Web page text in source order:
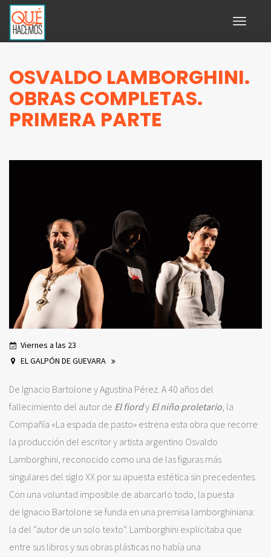
Toggle
OSVALDO LAMBORGHINI.
OBRAS COMPLETAS.
PRIMERA PARTE
Viernes a las 23
EL GALPÓN DE GUEVARA
De Ignacio Bartolone y Agustina Pérez. A 40 años del
fallecimiento del autor de El fiordy El niño proletario , la
Compañía «La espada de pasto» estrena esta obra que recorre
la producción del escritor y artista argentino Osvaldo
Lamborghini, reconocido como una de las figuras más
singulares del siglo XX por su apuesta estética sin precedentes.
Con una voluntad imposible de abarcarlo todo, la puesta
de Ignacio Bartolone se funda en una premisa lamborghiniana:
la del “autor de un solo texto”. Lamborghini explicitaba que
entre sus libros y sus obras plásticas no había una